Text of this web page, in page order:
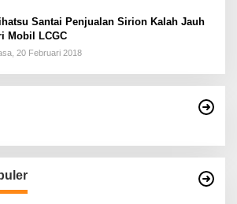
Santai Penjualan Sirion Kalah Jauh
Mobil LCGC
20 Februari 2018